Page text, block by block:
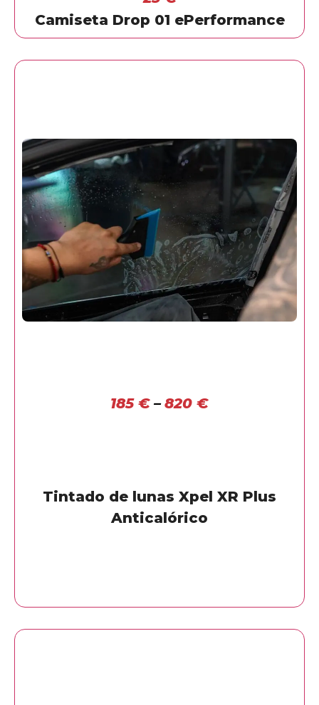
Camiseta Drop 01 ePerformance
185 € – 820 €
Tintado de lunas Xpel XR Plus
Anticalórico